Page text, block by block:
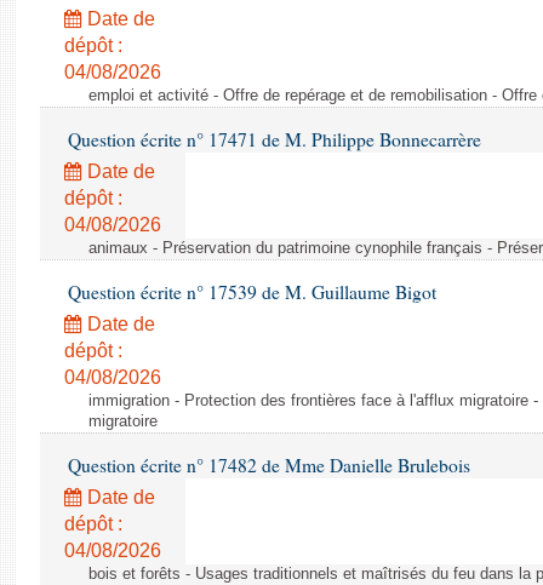
Date de
dépôt :
04/08/2026
emploi et activité - Offre de repérage et de remobilisation -
Question écrite n° 17471 de M. Philippe Bonnecarrère
Date de
dépôt :
04/08/2026
animaux - Préservation du patrimoine cynophile français -
Question écrite n° 17539 de M. Guillaume Bigot
Date de
dépôt :
04/08/2026
immigration - Protection des frontières face à l'afflux migratoire
migratoire
Question écrite n° 17482 de Mme Danielle Brulebois
Date de
dépôt :
04/08/2026
bois et forêts - Usages traditionnels et maîtrisés du feu dans la